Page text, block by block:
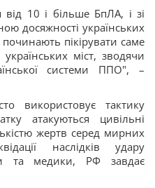
від 10 і більше БпЛА, і зі
досяжності українських
пікірувати саме
міст, зводячи
системи ППО", –
використовує тактику
атакуються цивільні
жертв серед мирних
наслідків удару
та медики, РФ завдає